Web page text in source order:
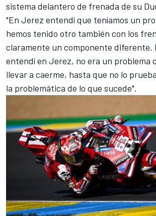
sistema delantero de frenada de su
"En Jerez entendí que teníamos un
hemos tenido otro también con los
claramente un componente diferente.
entendí en Jerez, no era un problema
llevar a caerme, hasta que no lo
la problemática de lo que sucede".